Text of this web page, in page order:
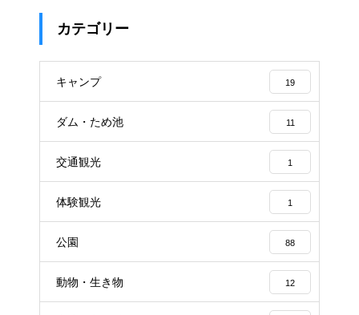
カテゴリー
キャンプ 19
ダム・ため池 11
交通観光 1
体験観光 1
公園 88
動物・生き物 12